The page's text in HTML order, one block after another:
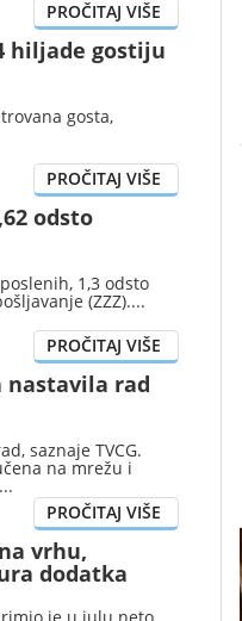
hiljade gostiju
gosta,
odsto
1,3 odsto
(ZZZ).
nastavila rad
saznaje TVCG.
na mrežu i
vrhu,
dodatka